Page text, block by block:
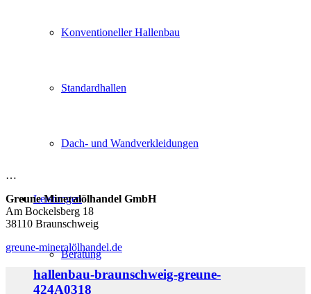
Konventioneller Hallenbau
Standardhallen
Dach- und Wandverkleidungen
Leistungen
Beratung
…
Greune Mineralölhandel GmbH
Am Bockelsberg 18
38110 Braunschweig
greune-mineralölhandel.de
hallenbau-braunschweig-greune-
424A0318